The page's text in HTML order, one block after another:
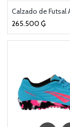
265.500 ₲